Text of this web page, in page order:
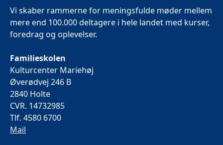
Vi skaber rammerne for meningsfulde møder mellem
mere end 100.000 deltagere i hele landet med kurser,
foredrag og oplevelser.
Familieskolen
Kulturcenter Mariehøj
Øverødvej 246 B
2840 Holte
CVR. 14732985
Tlf. 4580 6700
Mail